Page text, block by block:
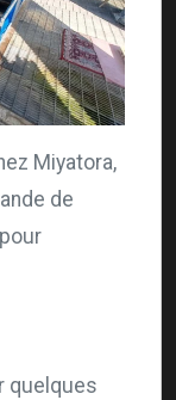
Miyatora,
de
quelques